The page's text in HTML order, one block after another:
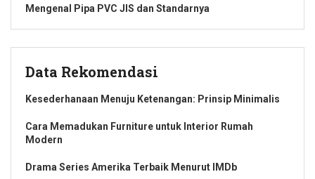
Mengenal Pipa PVC JIS dan Standarnya
Data Rekomendasi
Kesederhanaan Menuju Ketenangan: Prinsip Minimalis
Cara Memadukan Furniture untuk Interior Rumah
Modern
Drama Series Amerika Terbaik Menurut IMDb